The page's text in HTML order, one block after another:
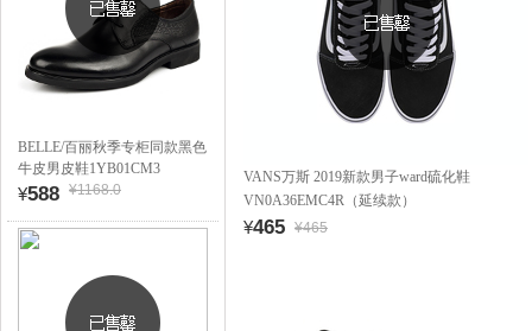
BELLE/百丽秋季专柜同款黑色
牛皮男皮鞋1YB01CM3
¥588 ¥1168.0
VANS万斯 2019新款男子ward硫化鞋
VN0A36EMC4R（延续款）
¥465 ¥465